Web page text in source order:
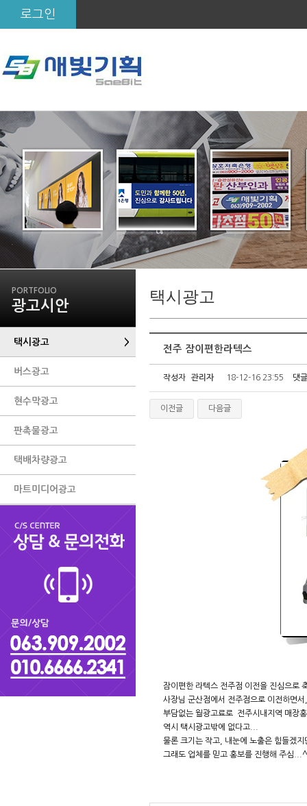
로그인
PORTFOLIO
광고시안
택시광고 >
버스광고
현수막광고
판촉물광고
택배차량광고
마트미디어광고
택시광고
전주 잠이편한라텍스
작성자 관리자 18-12-16 23:55 댓글
이전글 다음글
잠이편한 라텍스 전주점 이전을 진심으로
사장님 군산점에서 전주점으로 이전하면서,
부담없는 월광고료로 전주시내지역 매장
역시 택시광고밖에 없다고...
물론 크기는 작고, 내눈에 노출은 힘들겠지
그래도 업체를 믿고 홍보를 진행해 주심